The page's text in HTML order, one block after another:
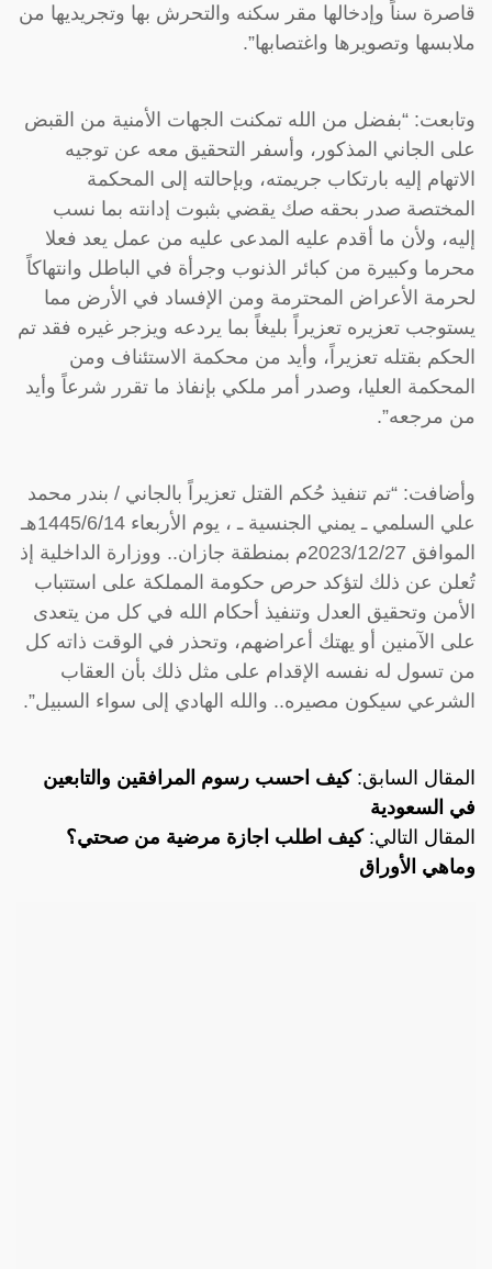
قاصرة سناً وإدخالها مقر سكنه والتحرش بها وتجريديها من
ملابسها وتصويرها واغتصابها”.
وتابعت: “بفضل من الله تمكنت الجهات الأمنية من القبض
على الجاني المذكور، وأسفر التحقيق معه عن توجيه
الاتهام إليه بارتكاب جريمته، وبإحالته إلى المحكمة
المختصة صدر بحقه صك يقضي بثبوت إدانته بما نسب
إليه، ولأن ما أقدم عليه المدعى عليه من عمل يعد فعلا
محرما وكبيرة من كبائر الذنوب وجرأة في الباطل وانتهاكاً
لحرمة الأعراض المحترمة ومن الإفساد في الأرض مما
يستوجب تعزيره تعزيراً بليغاً بما يردعه ويزجر غيره فقد تم
الحكم بقتله تعزيراً، وأيد من محكمة الاستئناف ومن
المحكمة العليا، وصدر أمر ملكي بإنفاذ ما تقرر شرعاً وأيد
من مرجعه”.
وأضافت: “تم تنفيذ حُكم القتل تعزيراً بالجاني / بندر محمد
علي السلمي ـ يمني الجنسية ـ ، يوم الأربعاء 1445/6/14هـ
الموافق 2023/12/27م بمنطقة جازان.. ووزارة الداخلية إذ
تُعلن عن ذلك لتؤكد حرص حكومة المملكة على استتباب
الأمن وتحقيق العدل وتنفيذ أحكام الله في كل من يتعدى
على الآمنين أو يهتك أعراضهم، وتحذر في الوقت ذاته كل
من تسول له نفسه الإقدام على مثل ذلك بأن العقاب
الشرعي سيكون مصيره.. والله الهادي إلى سواء السبيل”.
المقال السابق:كيف احسب رسوم المرافقين والتابعين
في السعودية
المقال التالي:كيف اطلب اجازة مرضية من صحتي؟
وماهي الأوراق